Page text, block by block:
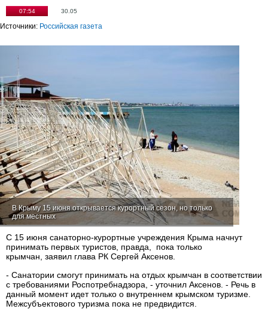
07:54 30.05
Источники: Российская газета
В Крыму 15 июня открывается курортный сезон, но только
для местных
С 15 июня санаторно-курортные учреждения Крыма начнут
принимать первых туристов, правда, пока только
крымчан, заявил глава РК Сергей Аксенов.
- Санатории смогут принимать на отдых крымчан в соответствии
с требованиями Роспотребнадзора, - уточнил Аксенов. - Речь в
данный момент идет только о внутреннем крымском туризме.
Межсубъектового туризма пока не предвидится.